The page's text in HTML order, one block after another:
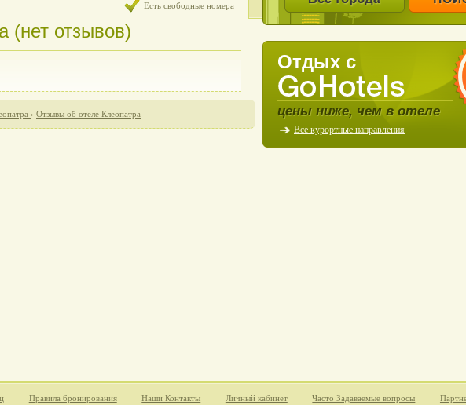
Есть свободные номера
(нет отзывов)
› Отзывы об отеле Клеопатра
Отдых с
цены ниже, чем в отеле
Все курортные направления
Правила бронирования Наши Контакты Личный кабинет Часто Задаваемые вопросы